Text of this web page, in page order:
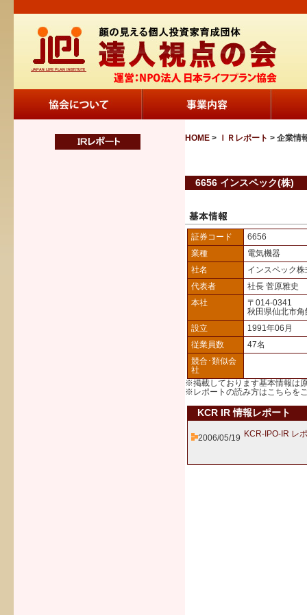
HOME > ＩＲレポート > 企業情
6656 インスペック(株)
証券コード
6656
業種
電気機器
社名
インスペック
代表者
社長 菅原雅史
本社
〒014-0341
秋田県仙北市
設立
1991年06月
従業員数
47名
競合･類似会
社
※掲載しております基本情報は
※レポートの読み方はこちら を
KCR IR 情報レポート
2006/05/19 KCR-IPO-IR レ